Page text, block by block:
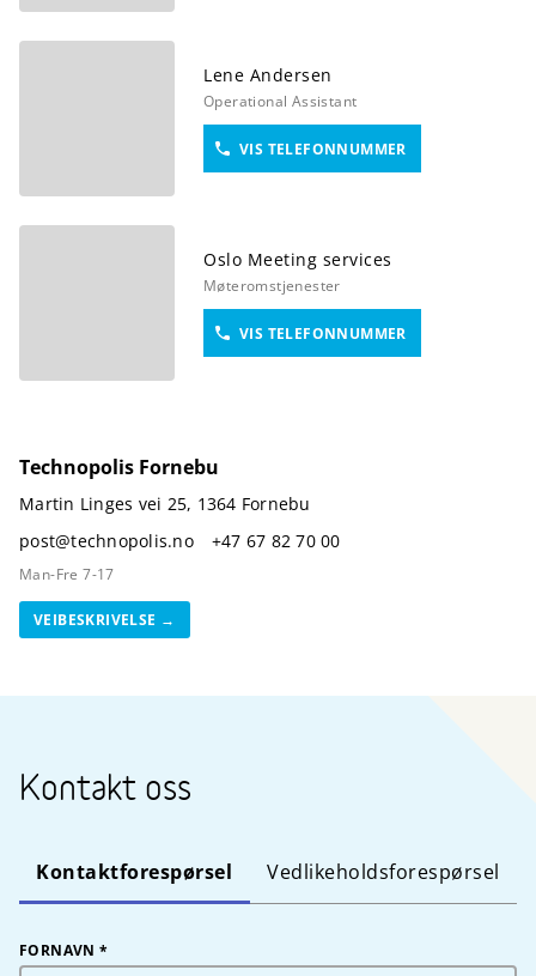
Lene Andersen
Operational Assistant
VIS TELEFONNUMMER
Oslo Meeting services
Møteromstjenester
VIS TELEFONNUMMER
Bygg
Technopolis Fornebu
Martin Linges vei 25, 1364 Fornebu
on.siloponhcet@tsop
+47 67 82 70 00
Man-Fre 7-17
VEIBESKRIVELSE
Kontakt oss
Kontaktforespørsel Vedlikeholdsforespørsel
FORNAVN *